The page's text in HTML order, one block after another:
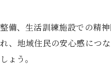
高齢者福祉
メンタル教
備、生活訓練施設での精
、地域住民の安心感につ
ょう。